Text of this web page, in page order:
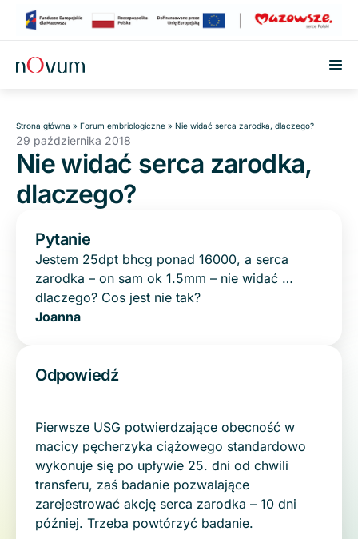
Strona główna » Forum embriologiczne » Nie widać serca zarodka, dlaczego?
29 października 2018
Nie widać serca zarodka,
dlaczego?
Pytanie
Jestem 25dpt bhcg ponad 16000, a serca
zarodka – on sam ok 1.5mm – nie widać …
dlaczego? Cos jest nie tak?
Joanna
Odpowiedź
Pierwsze USG potwierdzające obecność w
macicy pęcherzyka ciążowego standardowo
wykonuje się po upływie 25. dni od chwili
transferu, zaś badanie pozwalające
zarejestrować akcję serca zarodka – 10 dni
później. Trzeba powtórzyć badanie.